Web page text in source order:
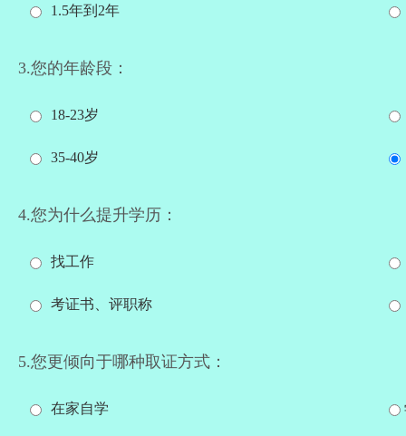
1.5年到2年
3.您的年龄段：
18-23岁
35-40岁
4.您为什么提升学历：
找工作
考证书、评职称
5.您更倾向于哪种取证方式：
在家自学